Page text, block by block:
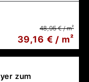
48,95 € / m²
39,16 € / m²
zum